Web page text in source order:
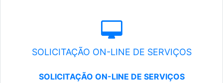
SOLICITAÇÃO ON-LINE DE SERVIÇOS
SOLICITAÇÃO ON-LINE DE SERVIÇOS